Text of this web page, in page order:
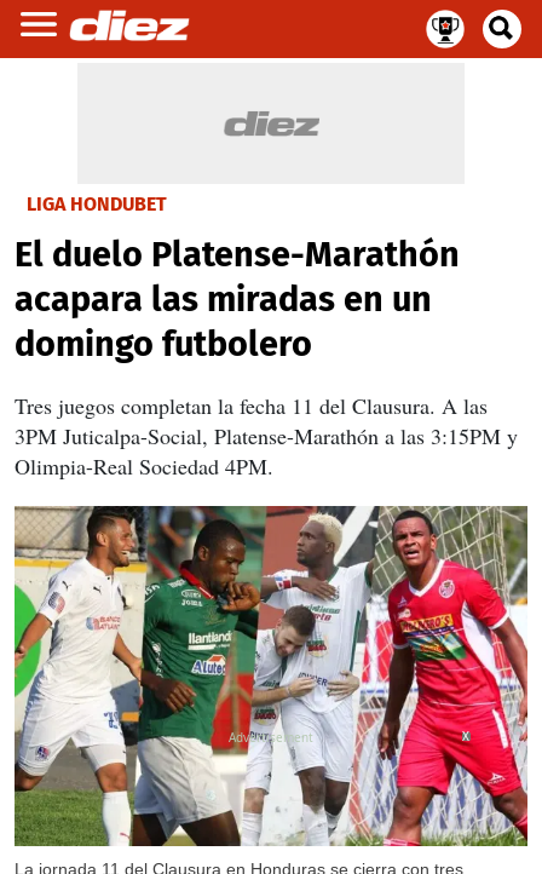
LIGA HONDUBET
El duelo Platense-Marathón
acapara las miradas en un
domingo futbolero
Tres juegos completan la fecha 11 del Clausura. A las
3PM Juticalpa-Social, Platense-Marathón a las 3:15PM y
Olimpia-Real Sociedad 4PM.
La jornada 11 del Clausura en Honduras se cierra con tres
X